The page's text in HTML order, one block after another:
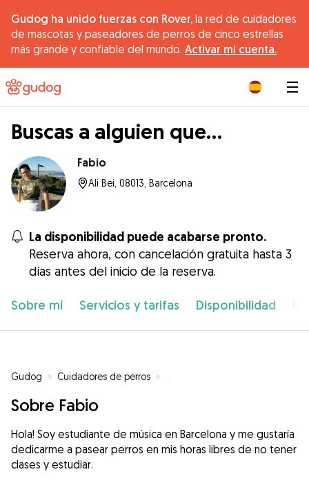
Gudog ha unido fuerzas con Rover, la red de cuidadores
de mascotas y paseadores de perros de cinco estrellas
más grande y confiable del mundo. Activar mi cuenta.
Buscas a alguien que...
Fabio
Ali Bei, 08013, Barcelona
La disponibilidad puede acabarse pronto.
Reserva ahora, con cancelación gratuita hasta 3
días antes del inicio de la reserva.
Sobre mí Servicios y tarifas Disponibilidad
Gudog » Cuidadores de perros »
Sobre Fabio
Hola! Soy estudiante de música en Barcelona y me gustaría
dedicarme a pasear perros en mis horas libres de no tener
clases y estudiar.